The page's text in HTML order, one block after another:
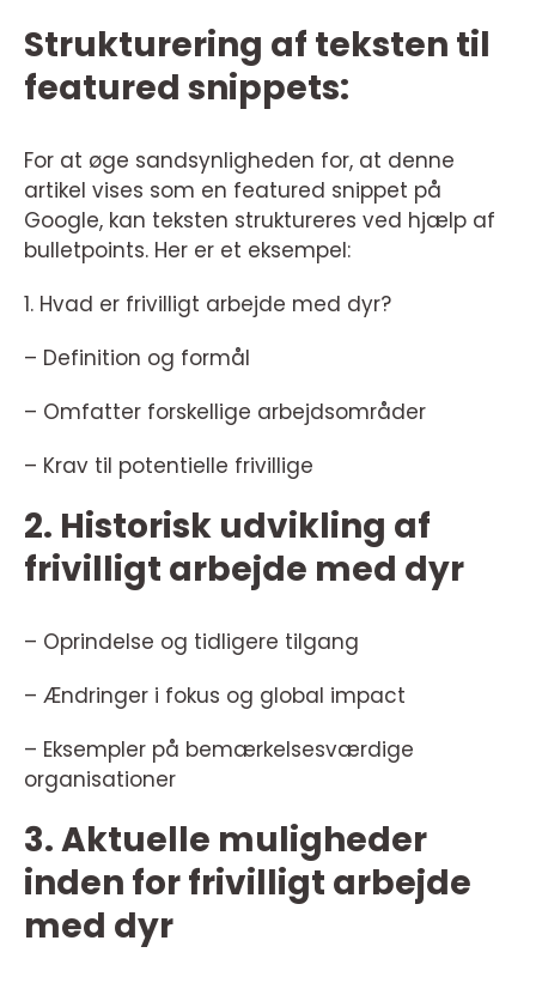
Strukturering af teksten til
featured snippets:
For at øge sandsynligheden for, at denne
artikel vises som en featured snippet på
Google, kan teksten struktureres ved hjælp af
bulletpoints. Her er et eksempel:
1. Hvad er frivilligt arbejde med dyr?
– Definition og formål
– Omfatter forskellige arbejdsområder
– Krav til potentielle frivillige
2. Historisk udvikling af
frivilligt arbejde med dyr
– Oprindelse og tidligere tilgang
– Ændringer i fokus og global impact
– Eksempler på bemærkelsesværdige
organisationer
3. Aktuelle muligheder
inden for frivilligt arbejde
med dyr